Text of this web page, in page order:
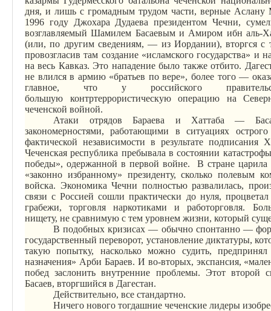
дня, и лишь с громадным трудом части, верные Аслану
1996 году Джохара Дудаева президентом Чечни,
возглавляемый Шамилем Басаевым и Амиром ибн аль-
(или, по другим сведениям, — из Иордании), вторгся с
провозгласив там создание «исламского государства» и
на весь Кавказ. Это нападение было также отбито.
не влился в армию «братьев по вере», более того —
главное, что у российского
большую контртеррористическуюоперацию на
чеченской войной.
Атаки отрядов Бараева и Хаттаба —
закономерностями, работающими в ситуациях
фактической независимости в результате
Чеченская республика пребывала в состоянии
победы», одержанной в первой войне.
В стране царила
«законно избранному» президенту, сколько полевым
войска. Экономика Чечни полностью развалилась,
связи с Россией сошли практически до нуля,
грабежи, торговля наркотиками и работорговля.
нищету, не сравнимую с тем уровнем жизни, который
В подобных кризисах — обычно спонтанно —
государственный переворот, установление диктатуры,
такую попытку, насколько можно судить,
назначения» Арби Бараев. И во-вторых, экспансия,
побед заслонить внутренние проблемы. Этот второй
Басаев, вторгшийся в Дагестан.
Действительно, все стандартно.
Ничего нового тогдашние чеченские лидеры